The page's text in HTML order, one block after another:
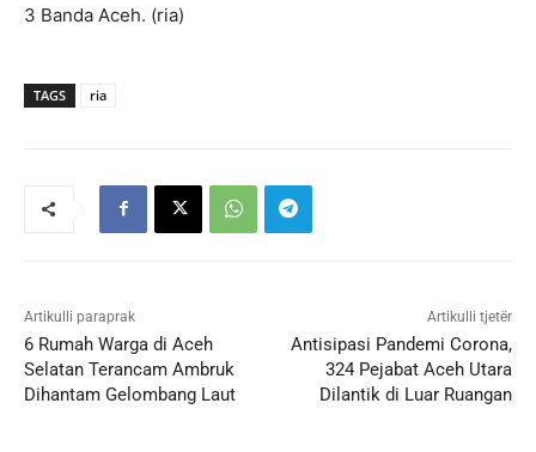
3 Banda Aceh. (ria)
TAGS ria
Artikulli paraprak
6 Rumah Warga di Aceh
Selatan Terancam Ambruk
Dihantam Gelombang Laut
Artikulli tjetër
Antisipasi Pandemi Corona,
324 Pejabat Aceh Utara
Dilantik di Luar Ruangan